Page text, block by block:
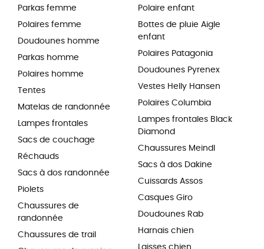
Parkas femme
Polaires femme
Doudounes homme
Parkas homme
Polaires homme
Tentes
Matelas de randonnée
Lampes frontales
Sacs de couchage
Réchauds
Sacs à dos randonnée
Piolets
Chaussures de
randonnée
Chaussures de trail
Polaire enfant
Bottes de pluie Aigle
enfant
Polaires Patagonia
Doudounes Pyrenex
Vestes Helly Hansen
Polaires Columbia
Lampes frontales Black
Diamond
Chaussures Meindl
Sacs à dos Dakine
Cuissards Assos
Casques Giro
Doudounes Rab
Harnais chien
Laisses chien